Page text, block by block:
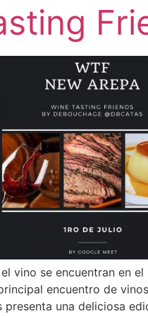
vino se encuentran en
encuentro de
presenta una deliciosa